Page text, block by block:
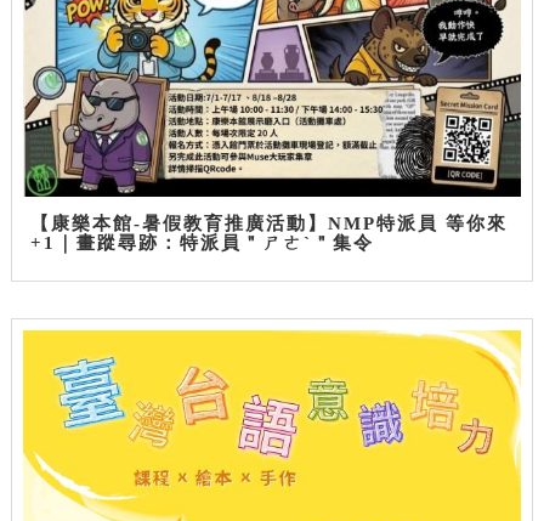
【康樂本館-暑假教育推廣活動】NMP特派員 等你來
+1｜畫蹤尋跡：特派員＂ㄕㄜˋ＂集令